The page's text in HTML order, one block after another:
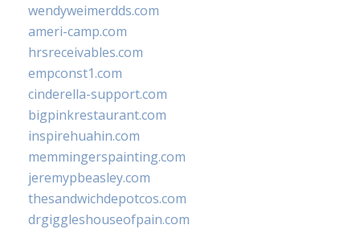
wendyweimerdds.com
ameri-camp.com
hrsreceivables.com
empconst1.com
cinderella-support.com
bigpinkrestaurant.com
inspirehuahin.com
memmingerspainting.com
jeremypbeasley.com
thesandwichdepotcos.com
drgiggleshouseofpain.com